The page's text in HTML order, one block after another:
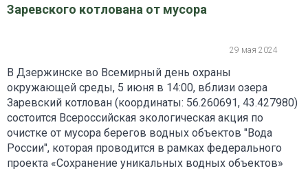
Заревского котлована от мусора
29 мая 2024
В Дзержинске во Всемирный день охраны
окружающей среды, 5 июня в 14:00, вблизи озера
Заревский котлован (координаты: 56.260691, 43.427980)
состоится Всероссийская экологическая акция по
очистке от мусора берегов водных объектов "Вода
России", которая проводится в рамках федерального
проекта «Сохранение уникальных водных объектов»